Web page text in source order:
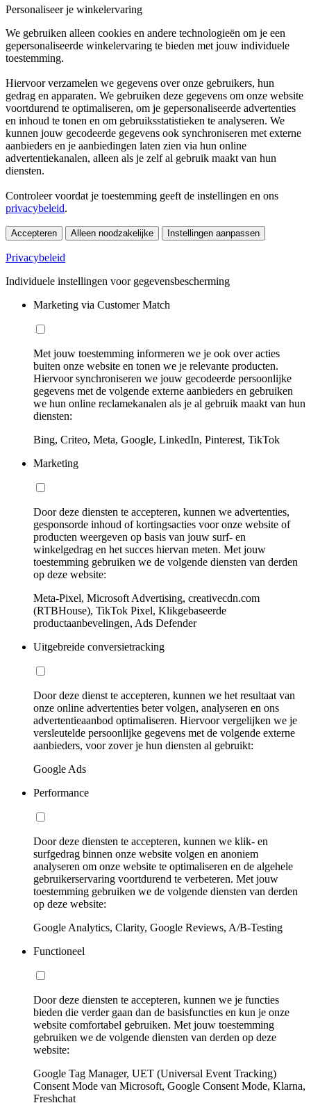
Personaliseer je winkelervaring
We gebruiken alleen cookies en andere technologieën om je een
gepersonaliseerde winkelervaring te bieden met jouw individuele
toestemming.
Hiervoor verzamelen we gegevens over onze gebruikers, hun
gedrag en apparaten. We gebruiken deze gegevens om onze website
voortdurend te optimaliseren, om je gepersonaliseerde advertenties
en inhoud te tonen en om gebruiksstatistieken te analyseren. We
kunnen jouw gecodeerde gegevens ook synchroniseren met externe
aanbieders en je aanbiedingen laten zien via hun online
advertentiekanalen, alleen als je zelf al gebruik maakt van hun
diensten.
Controleer voordat je toestemming geeft de instellingen en ons
privacybeleid.
Accepteren Alleen noodzakelijke Instellingen aanpassen
Privacybeleid
Individuele instellingen voor gegevensbescherming
Marketing via Customer Match
Met jouw toestemming informeren we je ook over acties
buiten onze website en tonen we je relevante producten.
Hiervoor synchroniseren we jouw gecodeerde persoonlijke
gegevens met de volgende externe aanbieders en gebruiken
we hun online reclamekanalen als je al gebruik maakt van hun
diensten:
Bing, Criteo, Meta, Google, LinkedIn, Pinterest, TikTok
Marketing
Door deze diensten te accepteren, kunnen we advertenties,
gesponsorde inhoud of kortingsacties voor onze website of
producten weergeven op basis van jouw surf- en
winkelgedrag en het succes hiervan meten. Met jouw
toestemming gebruiken we de volgende diensten van derden
op deze website:
Meta-Pixel, Microsoft Advertising, creativecdn.com
(RTBHouse), TikTok Pixel, Klikgebaseerde
productaanbevelingen, Ads Defender
Uitgebreide conversietracking
Door deze dienst te accepteren, kunnen we het resultaat van
onze online advertenties beter volgen, analyseren en ons
advertentieaanbod optimaliseren. Hiervoor vergelijken we je
versleutelde persoonlijke gegevens met de volgende externe
aanbieders, voor zover je hun diensten al gebruikt:
Google Ads
Performance
Door deze diensten te accepteren, kunnen we klik- en
surfgedrag binnen onze website volgen en anoniem
analyseren om onze website te optimaliseren en de algehele
gebruikerservaring voortdurend te verbeteren. Met jouw
toestemming gebruiken we de volgende diensten van derden
op deze website:
Google Analytics, Clarity, Google Reviews, A/B-Testing
Functioneel
Door deze diensten te accepteren, kunnen we je functies
bieden die verder gaan dan de basisfuncties en kun je onze
website comfortabel gebruiken. Met jouw toestemming
gebruiken we de volgende diensten van derden op deze
website:
Google Tag Manager, UET (Universal Event Tracking)
Consent Mode van Microsoft, Google Consent Mode, Klarna,
Freshchat